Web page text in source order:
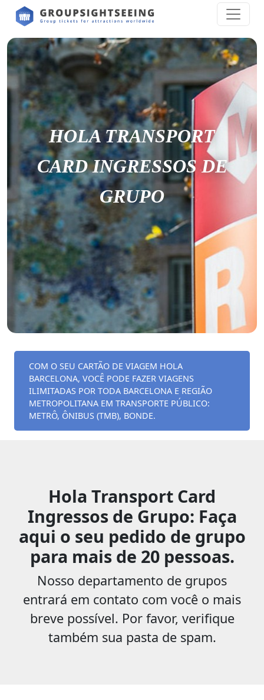
HOLA TRANSPORT
CARD INGRESSOS DE
GRUPO
COM O SEU CARTÃO DE VIAGEM HOLA
BARCELONA, VOCÊ PODE FAZER VIAGENS
ILIMITADAS POR TODA BARCELONA E REGIÃO
METROPOLITANA EM TRANSPORTE PÚBLICO:
METRÔ, ÔNIBUS (TMB), BONDE.
Hola Transport Card
Ingressos de Grupo: Faça
aqui o seu pedido de grupo
para mais de 20 pessoas.
Nosso departamento de grupos
entrará em contato com você o mais
breve possível. Por favor, verifique
também sua pasta de spam.